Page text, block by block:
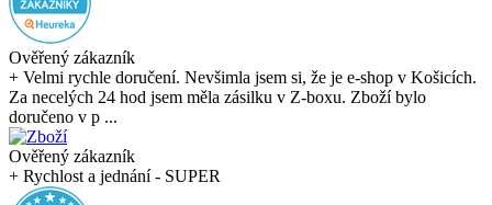
Ověřený zákazník
+ Velmi rychle doručení. Nevšimla jsem si, že je e-shop v Košicích.
Za necelých 24 hod jsem měla zásilku v Z-boxu. Zboží bylo
doručeno v p ...
Ověřený zákazník
+ Rychlost a jednání - SUPER